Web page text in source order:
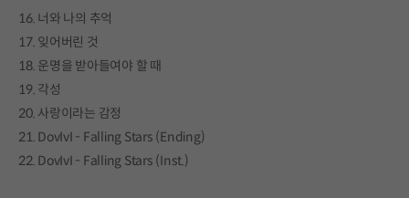
16. 너와 나의 추억
17. 잊어버린 것
18. 운명을 받아들여야 할 때
19. 각성
20. 사랑이라는 감정
21. DovIvI - Falling Stars (Ending)
22. DovIvI - Falling Stars (Inst.)